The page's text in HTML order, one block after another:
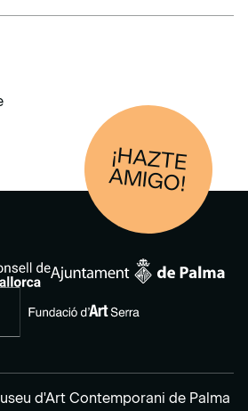
¡HAZTE
AM
IGO!
d'Art Contemporani de Palma